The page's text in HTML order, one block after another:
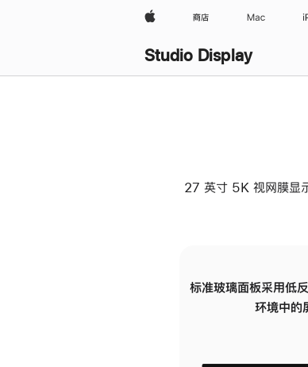
Apple 商店 Mac
Studio Display
27 英寸 5K 视网膜显
标准玻璃面板采用低
环境中的